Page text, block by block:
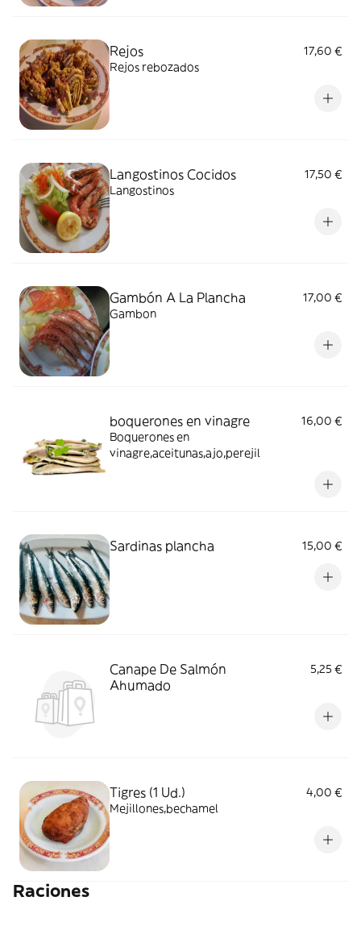
Rejos
17,60 €
Rejos rebozados
Langostinos Cocidos
17,50 €
Langostinos
Gambón A La Plancha
17,00 €
Gambon
boquerones en vinagre
16,00 €
Boquerones en
vinagre,aceitunas,ajo,perejil
Sardinas plancha 15,00 €
Canape De Salmón
Ahumado
5,25 €
Tigres (1 Ud.)
4,00 €
Mejillones,bechamel
Raciones